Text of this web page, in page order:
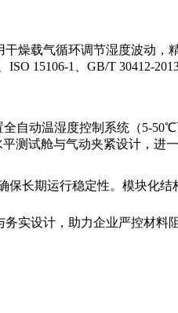
燥载气循环调节湿度波动
ISO 15106-1、GB/T 30412-
自动温湿度控制系统（5-
测试舱与气动夹紧设计，进
长期运行稳定性。模块化
实设计，助力企业严控材